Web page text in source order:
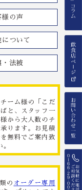
の声
ついて
法被
ーム様の「こだ
と、スタッフ一
から大人数のチ
ります。お見積
無料でご案内致
。
の オーダー専用